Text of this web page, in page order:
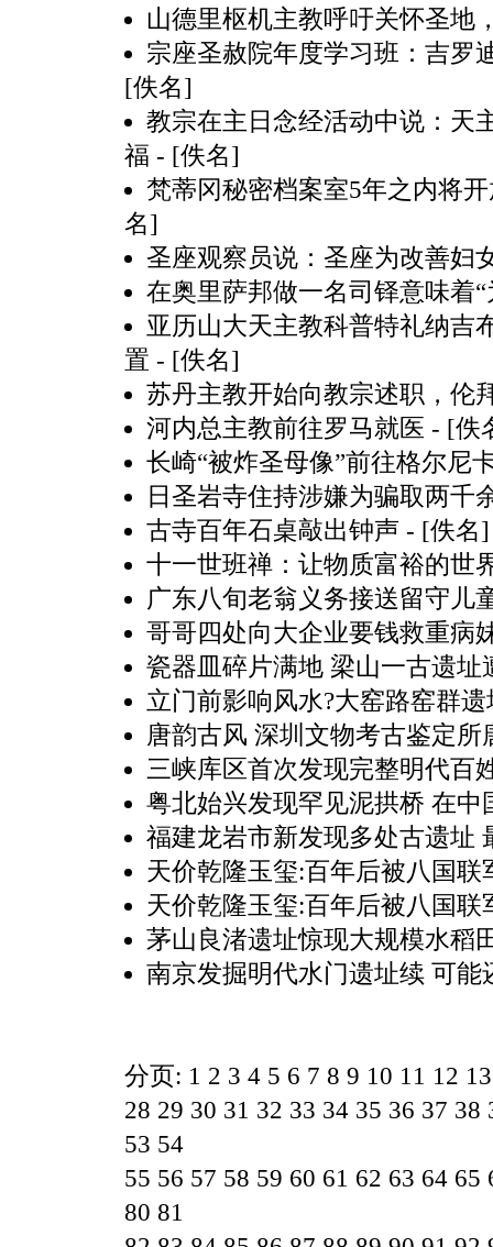
山德里枢机主教呼吁关怀圣地
宗座圣赦院年度学习班：吉罗
[佚名]
教宗在主日念经活动中说：天
福 - [佚名]
梵蒂冈秘密档案室5年之内将
名]
圣座观察员说：圣座为改善妇
在奥里萨邦做一名司铎意味着
亚历山大天主教科普特礼纳吉
置 - [佚名]
苏丹主教开始向教宗述职，伦
河内总主教前往罗马就医 - [佚
长崎“被炸圣母像”前往格尔尼
日圣岩寺住持涉嫌为骗取两千
古寺百年石桌敲出钟声 - [佚名]
十一世班禅：让物质富裕的世
广东八旬老翁义务接送留守儿
哥哥四处向大企业要钱救重病
瓷器皿碎片满地 梁山一古遗址
立门前影响风水?大窑路窑群
唐韵古风 深圳文物考古鉴定所
三峡库区首次发现完整明代百
粤北始兴发现罕见泥拱桥 在中
福建龙岩市新发现多处古遗址
天价乾隆玉玺:百年后被八国联
天价乾隆玉玺:百年后被八国联
茅山良渚遗址惊现大规模水稻
南京发掘明代水门遗址续 可能
分页: 1 2 3 4 5 6 7 8 9 10 11 12 13
28 29 30 31 32 33 34 35 36 37 38
53 54
55 56 57 58 59 60 61 62 63 64 65
80 81